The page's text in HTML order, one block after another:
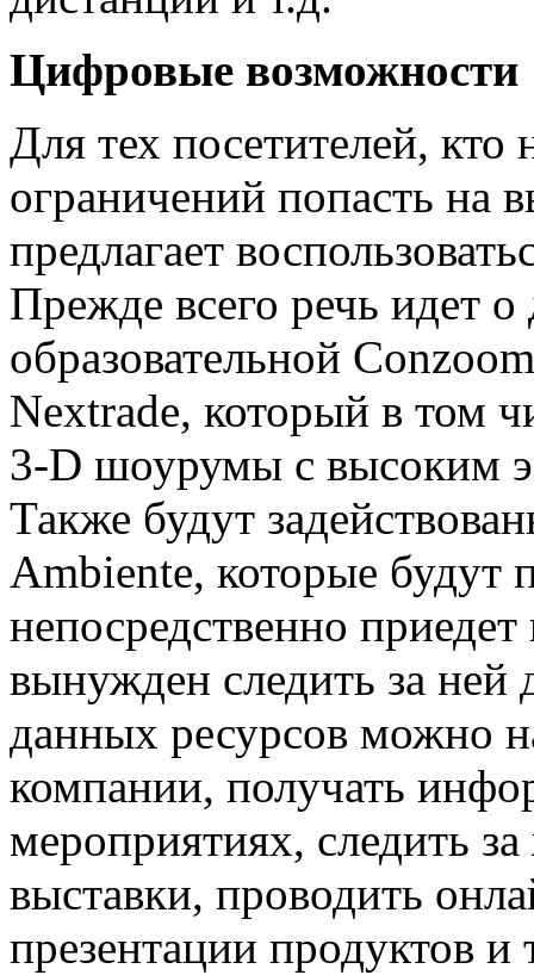
Цифровые возможности
Для тех посетителей,
ограничений попасть на
предлагает
Прежде всего речь идет
образовательной
Nextrade, который в том
3-D шоурумы с высоким
Также будут
Ambiente, которые будут
непосредственно
вынужден следить за
данных ресурсов можно
компании, получать
мероприятиях, следить
выставки, проводить
презентации продуктов и